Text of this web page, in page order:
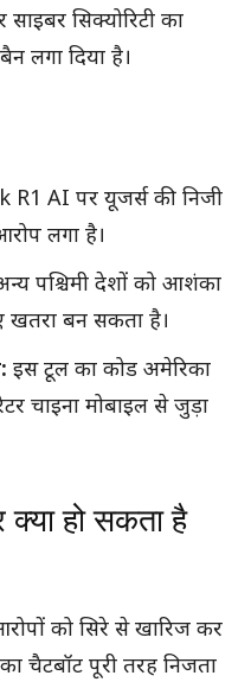
सिक्योरिटी का
लगा दिया है।
R1 AI पर यूजर्स की निजी
लगा है।
पश्चिमी देशों को आशंका
खतरा बन सकता है।
इस टूल का कोड अमेरिका
चाइना मोबाइल से जुड़ा
हो सकता है
को सिरे से खारिज कर
चैटबॉट पूरी तरह निजता